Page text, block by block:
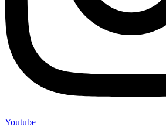
Youtube